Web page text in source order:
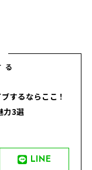
するならここ！
力3選
LINE